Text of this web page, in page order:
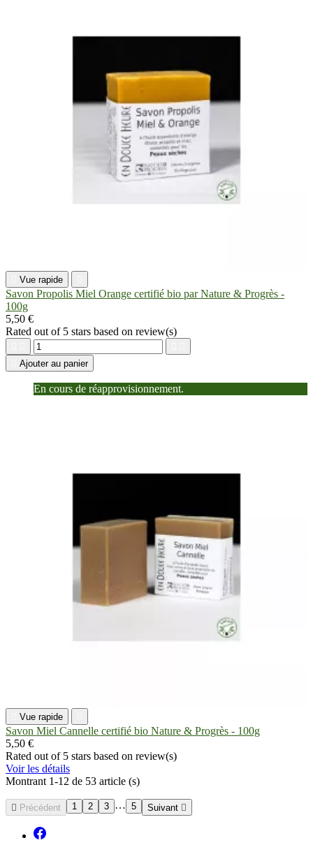
Vue rapide
Savon Propolis Miel Orange certifié bio par Nature & Progrès -
100g
5,50 €
Rated out of 5 stars based on review(s)
Ajouter au panier
En cours de réapprovisionnement.
Vue rapide
Savon Miel Cannelle certifié bio Nature & Progrès - 100g
5,50 €
Rated out of 5 stars based on review(s)
Voir les détails
Montrant 1-12 de 53 article (s)
 Précédent 1 2 3 … 5 Suivant 